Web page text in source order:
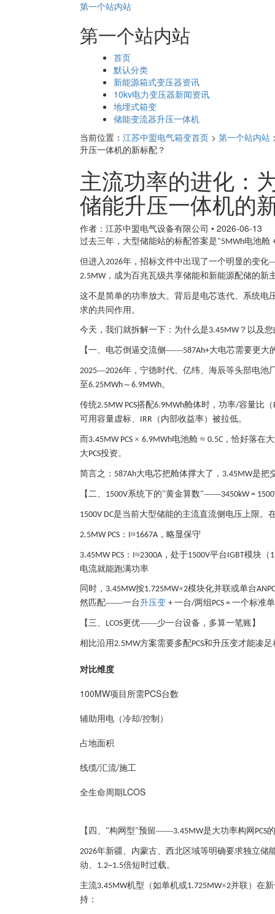
第一个站内站
第一个站内站
首页
默认分类
新能源箱式变压器资讯
10kv电力变压器新闻资讯
地埋式箱变
储能变流器升压一体机
当前位置： 江苏中盟电气箱变首页 > 第一个站内站
升压一体机的新标配？
主流功率的进化：
储能升压一体机的
作者：江苏中盟电气设备有限公司 • 2026-06-13
过去三年，大型储能站的标配答案是"5MWh电池舱
但进入2026年，招标文件中出现了一个明显的变
2.5MW，成为百兆瓦级共享储能和新能源配储的新
这不是简单的功率放大。背后是电芯迭代、系统电
求的共同作用。
今天，我们就拆解一下：为什么是3.45MW？以及
【一、电芯倒逼交流侧 ——587Ah+大电芯需要更大
2025—2026年，宁德时代、亿纬、海辰等头部电池
至6.25MWh ～ 6.9MWh。
传统2.5MW PCS搭配6.9MWh舱体时，功率/容量比（
可用容量虚标、 IRR （内部收益率）被拉低。
而 3.45MW PCS × 6.9MWh电池舱 ≈ 0.5C ，恰好落在
大PCS投资。
简言之： 587Ah大电芯把舱体撑大了， 3.45MW是把
【二、 1500V系统下的"黄金算数"——3450kW =
1500V DC是当前大型储能的主流直流侧电压上限。
2.5MW PCS ： I≈1667A ，略显保守
3.45MW PCS ： I≈2300A ，处于1500V平台IGBT模块（
电流就能跑满功率
同时， 3.45MW按1.725MW×2模块化并联或单台ANPC
然匹配——一台升压变 + 一台/两组 PCS = 一个标准
【三、 LCOS更优——少一台设备，多算一笔账】
相比沿用2.5MW方案需要多配PCS和升压变才能凑足
对比维度
100MW项目所需PCS台数
辅助用电（冷却/控制）
占地面积
线缆/汇流/施工
全生命周期LCOS
【四、 "构网型"预留——3.45MW是大功率构网 PCS
2026年新疆、内蒙古、西北区域等明确要求独立储
动、 1.2~1.5倍短时过载。
主流3.45MW机型（如单机或1.725MW×2并联）在
持：